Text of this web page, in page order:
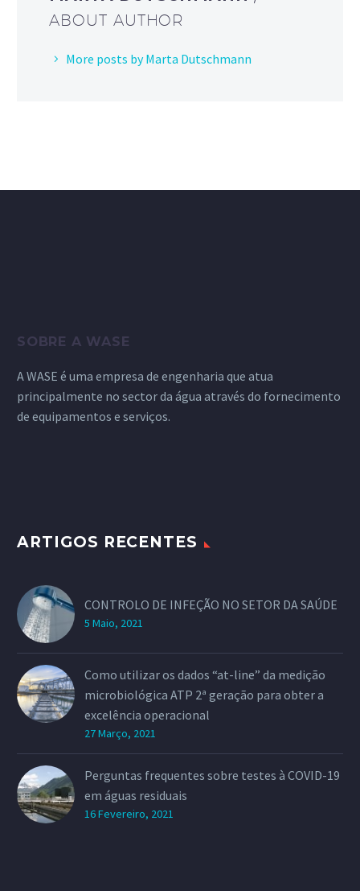
ABOUT AUTHOR
More posts by Marta Dutschmann
SOBRE A WASE
A WASE é uma empresa de engenharia que atua
principalmente no sector da água através do fornecimento
de equipamentos e serviços.
ARTIGOS RECENTES
CONTROLO DE INFEÇÃO NO SETOR DA SAÚDE
5 Maio, 2021
Como utilizar os dados “at-line” da medição
microbiológica ATP 2ª geração para obter a
excelência operacional
27 Março, 2021
Perguntas frequentes sobre testes à COVID-19
em águas residuais
16 Fevereiro, 2021